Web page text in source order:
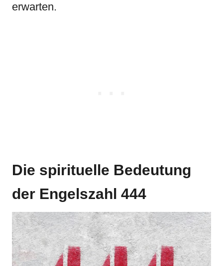
erwarten.
Die spirituelle Bedeutung
der Engelszahl 444